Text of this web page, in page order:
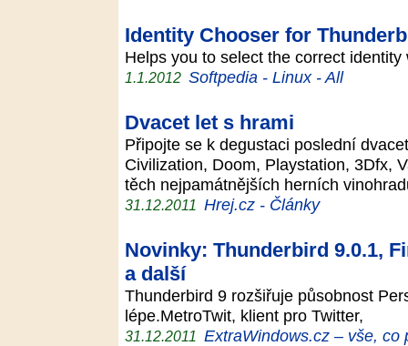
Identity Chooser for
Helps you to select the correct
1.1.2012 Softpedia - Linux - All
Dvacet let s hrami
Připojte se k degustaci poslední
Civilization, Doom, Playstation, 3Dfx,
těch nejpamátnějších herních
31.12.2011 Hrej.cz - Články
Novinky: Thunderbird 9.0.1,
a další
Thunderbird 9 rozšiřuje působnost
lépe.MetroTwit, klient pro Twitter,
31.12.2011 ExtraWindows.cz – vše, co